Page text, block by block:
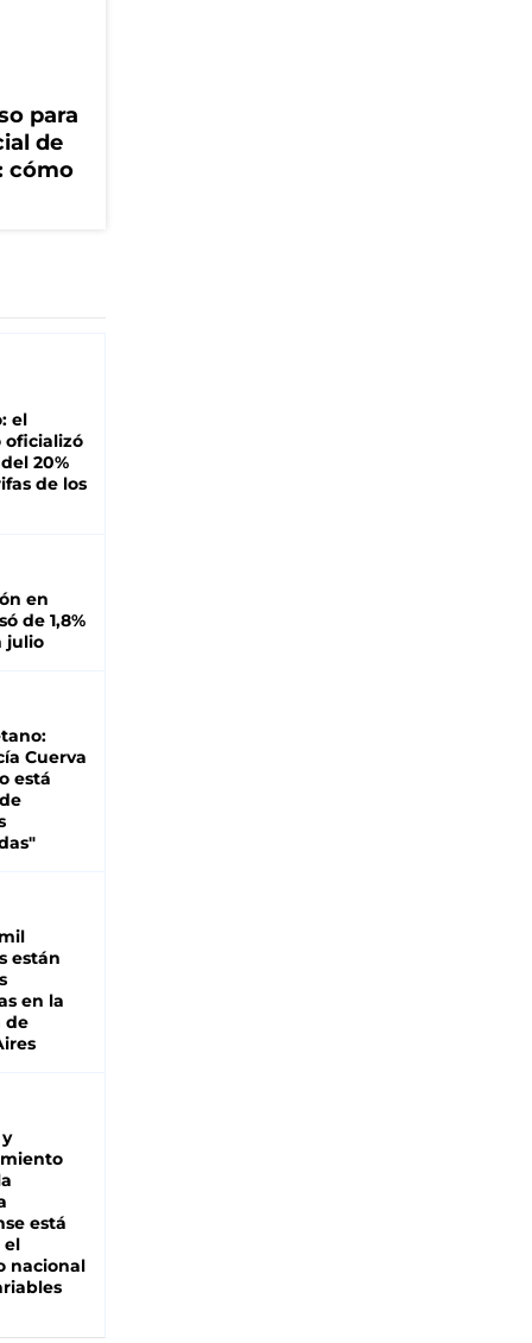
para
de
cómo
el
oficializó
20%
de los
en
de 1,8%
julio
Cuerva
está
están
en la
de
está
el
nacional